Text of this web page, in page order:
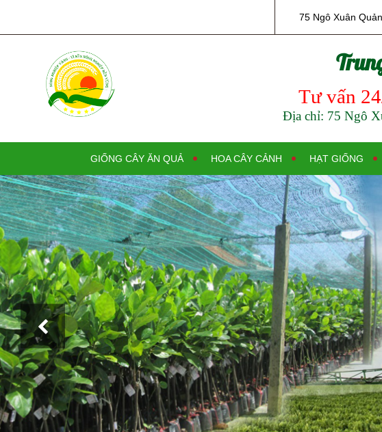
75 Ngô Xuân
Tư vấn
Địa chỉ: 75 Ngô
GIỐNG CÂY ĂN QUẢ HOA CÂY CẢNH HẠT GIỐNG